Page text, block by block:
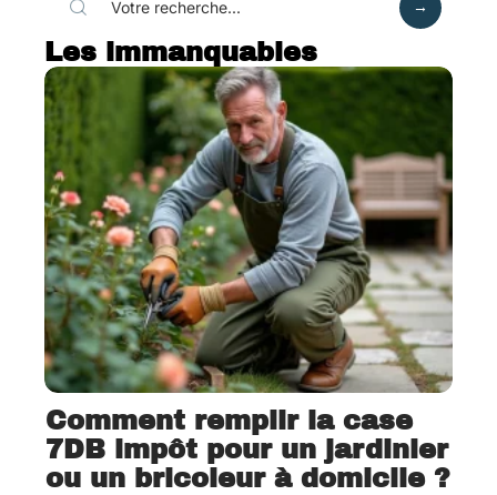
Les immanquables
Comment remplir la case
7DB impôt pour un jardinier
ou un bricoleur à domicile ?